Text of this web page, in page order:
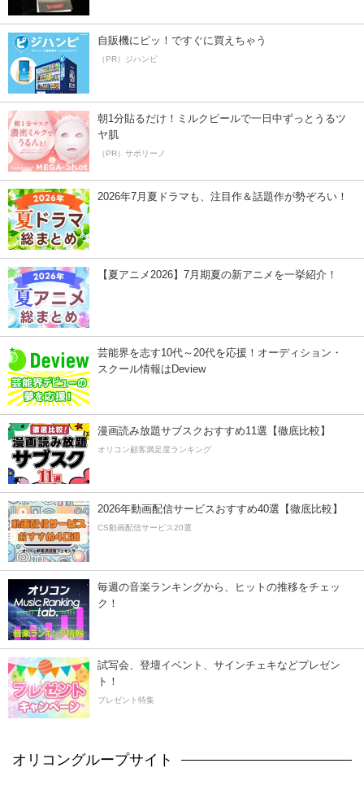
自販機にピッ！ですぐに買えちゃう
（PR）ジハンピ
朝1分貼るだけ！ミルクピールで一日中ずっとうるツ
ヤ肌
（PR）サボリーノ
2026年7月夏ドラマも、注目作＆話題作が勢ぞろい！
【夏アニメ2026】7月期夏の新アニメを一挙紹介！
芸能界を志す10代～20代を応援！オーディション・
スクール情報はDeview
漫画読み放題サブスクおすすめ11選【徹底比較】
オリコン顧客満足度ランキング
2026年動画配信サービスおすすめ40選【徹底比較】
CS動画配信サービス20選
毎週の音楽ランキングから、ヒットの推移をチェッ
ク！
試写会、登壇イベント、サインチェキなどプレゼン
ト！
プレゼント特集
オリコングループサイト